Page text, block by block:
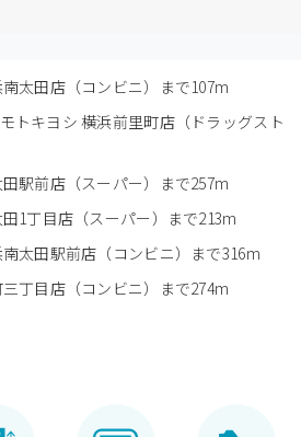
太田店（コンビニ）まで107m
トキヨシ 横浜前里町店（ドラッグスト
駅前店（スーパー）まで257m
1丁目店（スーパー）まで213m
太田駅前店（コンビニ）まで316m
丁目店（コンビニ）まで274m